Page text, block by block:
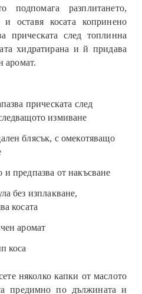
подпомага разплитането,
и оставя косата копринено
прическата след топлинна
хидратирана и й придава
аромат.
прическата след
измиване
блясък, с омекотяващо
предпазва от накъсване
без изплакване,
косата
аромат
коса
няколко капки от маслото
предимно по дължината и